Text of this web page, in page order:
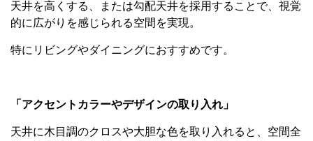
天井を高くする、または勾配天井を採用することで、視覚
的に広がりを感じられる空間を実現。
特にリビングやダイニングにおすすめです。
「アクセントカラーやデザインの取り入れ」
天井に木目調のクロスや大胆な色を取り入れると、空間全